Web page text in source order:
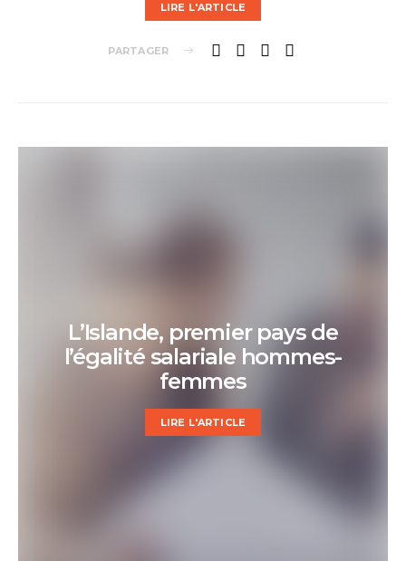
LIRE L'ARTICLE
PARTAGER
L’Islande, premier pays de
l’égalité salariale hommes-
femmes
LIRE L'ARTICLE